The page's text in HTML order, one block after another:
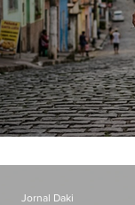
Jornal Daki